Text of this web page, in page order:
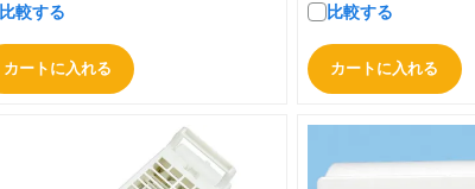
比較する
カートに入れる
比較する
カートに入れる